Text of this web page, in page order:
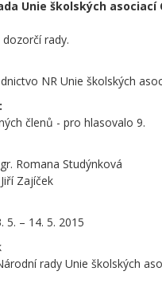
Unie školských asociací
rady.
NR Unie školských
členů - pro hlasovalo 9.
Romana Studýnková
Zajíček
5. – 14. 5. 2015
rady Unie školských